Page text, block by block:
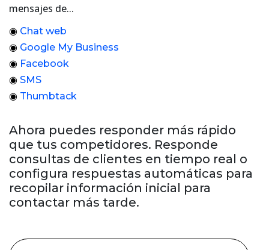
mensajes de...
◉ Chat web
◉ Google My Business
◉ Facebook
◉ SMS
◉ Thumbtack
Ahora puedes responder más rápido
que tus competidores. Responde
consultas de clientes en tiempo real o
configura respuestas automáticas para
recopilar información inicial para
contactar más tarde.